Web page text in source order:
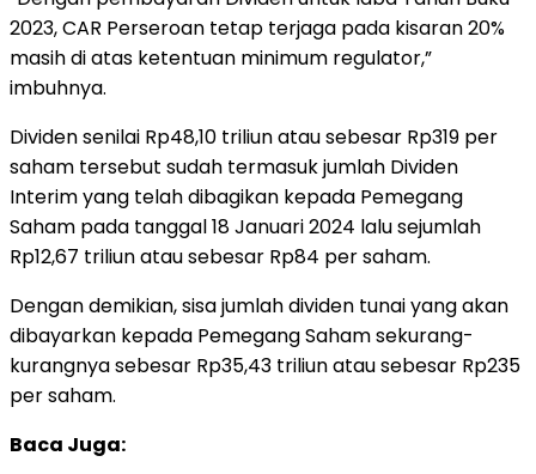
2023, CAR Perseroan tetap terjaga pada kisaran 20%
masih di atas ketentuan minimum regulator,”
imbuhnya.
Dividen senilai Rp48,10 triliun atau sebesar Rp319 per
saham tersebut sudah termasuk jumlah Dividen
Interim yang telah dibagikan kepada Pemegang
Saham pada tanggal 18 Januari 2024 lalu sejumlah
Rp12,67 triliun atau sebesar Rp84 per saham.
Dengan demikian, sisa jumlah dividen tunai yang akan
dibayarkan kepada Pemegang Saham sekurang-
kurangnya sebesar Rp35,43 triliun atau sebesar Rp235
per saham.
Baca Juga: